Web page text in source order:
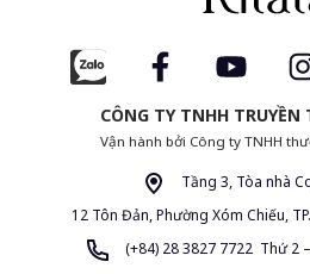
CÔNG TY TNHH
Vận hành bởi Công ty TNHH
Tầng 3, Tòa nhà
12 Tôn Đản, Phường Xóm Chiếu,
(+84) 28 3827 7722 Thứ 2